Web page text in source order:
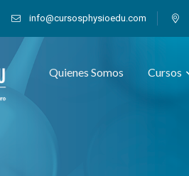
info@cursosphysioedu.com
Quienes Somos Cursos